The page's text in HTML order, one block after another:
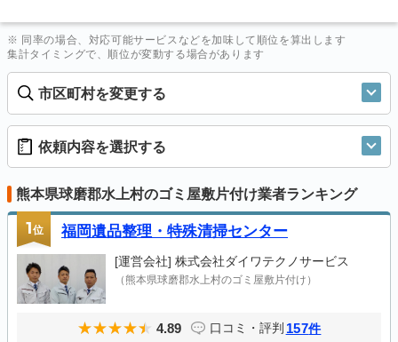
※ 同率の場合、対応可能サービスなどを加味して順位を算出します
集計タイミングで、順位が変動する場合があります
市区町村を変更する
依頼内容を選択する
熊本県球磨郡水上村のゴミ屋敷片付け業者ランキング
1位 福岡遺品整理・特殊清掃センター
[運営会社] 株式会社ダイワテクノサービス
（熊本県球磨郡水上村のゴミ屋敷片付け）
4.89 口コミ・評判 157件